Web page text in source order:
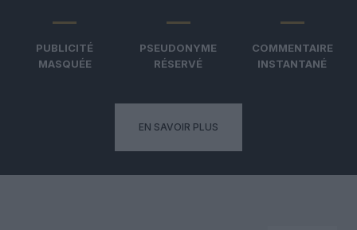
PUBLICITÉ
MASQUÉE
PSEUDONYME
RÉSERVÉ
COMMENTAIRE
INSTANTANÉ
EN SAVOIR PLUS